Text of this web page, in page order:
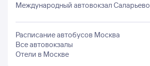
Международный автовокзал Саларьево
Расписание автобусов Москва
Все автовокзалы
Отели в Москве